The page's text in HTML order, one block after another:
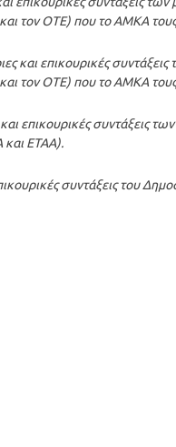
τον ΟΤΕ) που το ΑΜΚΑ
και επικουρικές
τον ΟΤΕ) που το ΑΜΚΑ
επικουρικές συντάξεις
και ΕΤΑΑ).
συντάξεις του